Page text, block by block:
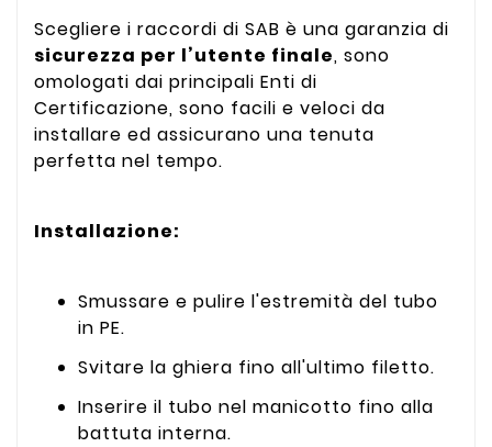
Scegliere i raccordi di SAB è una garanzia di
sicurezza per l’utente finale, sono
omologati dai principali Enti di
Certificazione, sono facili e veloci da
installare ed assicurano una tenuta
perfetta nel tempo.
Installazione:
Smussare e pulire l'estremità del tubo
in PE.
Svitare la ghiera fino all'ultimo filetto.
Inserire il tubo nel manicotto fino alla
battuta interna.